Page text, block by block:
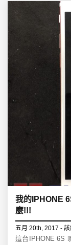
我的IPHONE
麼!!!
五月 20th, 2017 - 該
這台IPHONE 6S